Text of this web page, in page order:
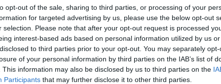
opt-out of the sale, sharing to third parties, or processing of your
for targeted advertising by us, please use the below opt-out
selection. Please note that after your opt-out request is processed
interest-based ads based on personal information utilized by us
to third parties prior to your opt-out. You may separately
of your personal information by third parties on the IAB’s list of
This information may also be disclosed by us to third parties on the
Participants that may further disclose it to other third parties.
a luglio dovrebbero restare aperte solo
«Ma quest’anno cercheremo di tenere
a luglio ovunque».